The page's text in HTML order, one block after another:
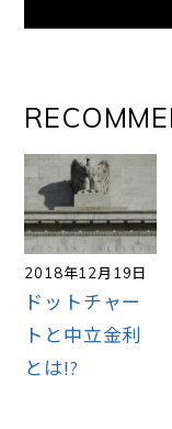
2018年12月19日
ドットチャー
トと中立金利
とは!?